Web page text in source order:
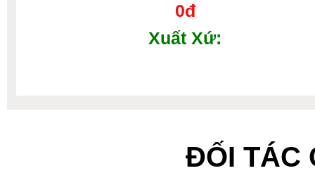
0đ
Xuất Xứ:
ĐỐI TÁC